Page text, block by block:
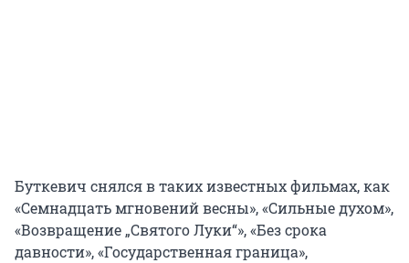
Буткевич снялся в таких известных фильмах, как
«Семнадцать мгновений весны», «Сильные духом»,
«Возвращение „Святого Луки“», «Без срока
давности», «Государственная граница»,